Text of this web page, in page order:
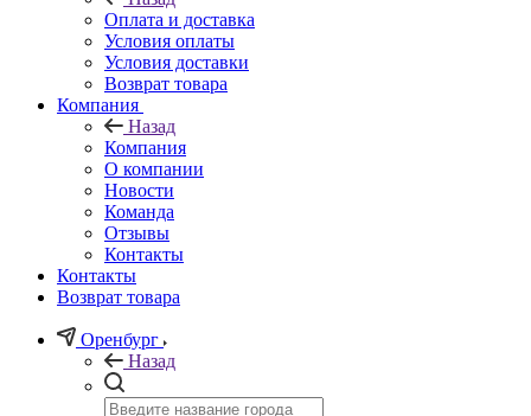
Оплата и доставка
Условия оплаты
Условия доставки
Возврат товара
Компания
Назад
Компания
О компании
Новости
Команда
Отзывы
Контакты
Контакты
Возврат товара
Оренбург
Назад